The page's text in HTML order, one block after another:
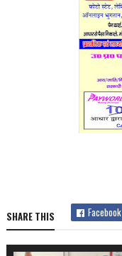
SHARE THIS Facebook